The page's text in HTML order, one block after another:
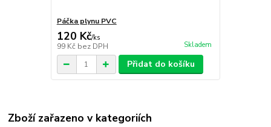
Páčka plynu PVC
120 Kč/ks
99 Kč bez DPH Skladem
Přidat do košíku
Zboží zařazeno v kategoriích